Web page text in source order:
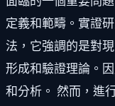
定義和範疇。實證
法，它強調的是對
形成和驗證理論。
和分析。 然而，進